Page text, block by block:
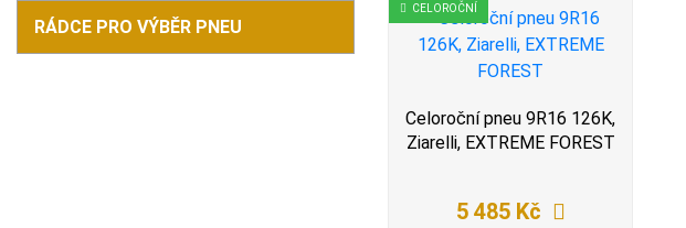
RÁDCE PRO VÝBĚR PNEU
CELOROČNÍ
Celoroční pneu 9R16 126K,
Ziarelli, EXTREME FOREST
5 485 Kč